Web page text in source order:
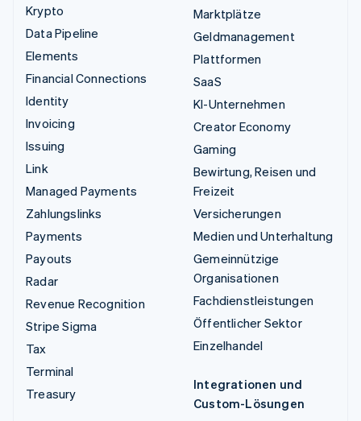
Krypto
Data Pipeline
Elements
Financial Connections
Identity
Invoicing
Issuing
Link
Managed Payments
Zahlungslinks
Payments
Payouts
Radar
Revenue Recognition
Stripe Sigma
Tax
Terminal
Treasury
Marktplätze
Geldmanagement
Plattformen
SaaS
KI-Unternehmen
Creator Economy
Gaming
Bewirtung, Reisen und
Freizeit
Versicherungen
Medien und Unterhaltung
Gemeinnützige
Organisationen
Fachdienstleistungen
Öffentlicher Sektor
Einzelhandel
Integrationen und
Custom-Lösungen